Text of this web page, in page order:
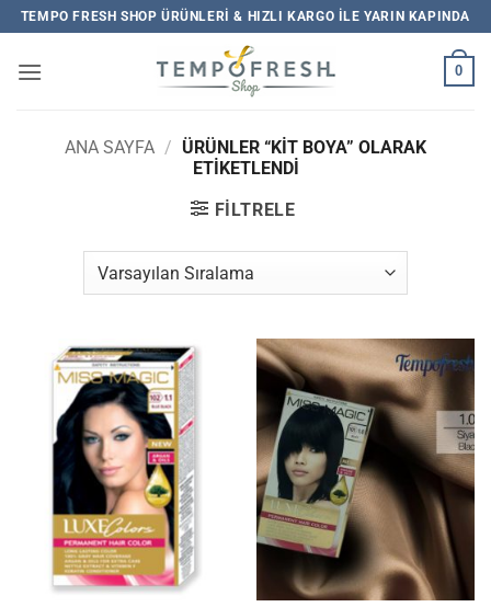
İçeriğe
atla
TEMPO FRESH SHOP ÜRÜNLERI & HIZLI KARGO ILE YARIN KAPINDA
0
ANA SAYFA / ÜRÜNLER “KİT BOYA” OLARAK
ETIKETLENDI
FILTRELE